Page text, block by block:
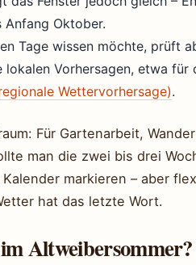
Anfang Oktober.
Tage wissen möchte, prüft
lokalen Vorhersagen, etwa für
Wettervorhersage).
Für Gartenarbeit,
man die zwei bis drei
markieren – aber
hat das letzte Wort.
Altweibersommer?